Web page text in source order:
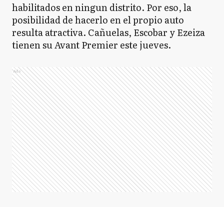
habilitados en ningun distrito. Por eso, la
posibilidad de hacerlo en el propio auto
resulta atractiva. Cañuelas, Escobar y Ezeiza
tienen su Avant Premier este jueves.
Ads